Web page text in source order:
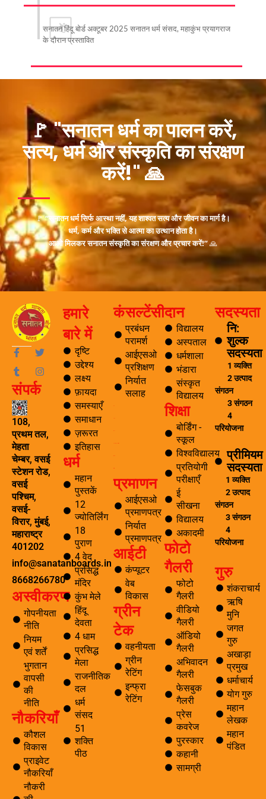
सनातन हिंदू बोर्ड अक्टूबर 2025 सनातन धर्म संसद, महाकुंभ प्रयागराज
के दौरान प्रस्तावित
🚩 "सनातन धर्म का पालन करें,
सत्य, धर्म और संस्कृति का संरक्षण
करें!" 🙏
🚩“सनातन धर्म सिर्फ आस्था नहीं, यह शाश्वत सत्य और जीवन का मार्ग है।
धर्म, कर्म और भक्ति से आत्मा का उत्थान होता है।
आओ मिलकर सनातन संस्कृति का संरक्षण और प्रचार करें!”🙏
F
a
c
e
b
o
o
k
-
f
T
i
t
T
u
m
b
l
r
I
s
a
m
संपर्क
108,
प्रथम तल,
मेहता
चेम्बर, वसई
स्टेशन रोड,
वसई
पश्चिम,
वसई-
विरार, मुंबई,
महाराष्ट्र
401202
info@sanatanboards.in
8668266780
अस्वीकरण
गोपनीयता
नीति
नियम
एवं शर्तें
भुगतान
वापसी
की
नीति
नौकरियाँ
कौशल
विकास
प्राइवेट
नौकरियाँ
नौकरी
हमारे
बारे में
दृष्टि
उद्देश्य
लक्ष्य
फ़ायदा
समस्याएँ
समाधान
ज़रूरत
इतिहास
धर्म
महान
पुस्तकें
12
ज्योतिर्लिंग
18
पुराण
4 वेद
प्रसिद्ध
मंदिर
कुंभ मेले
हिंदू
देवता
4 धाम
प्रसिद्ध
मेला
राजनीतिक
दल
धर्म
संसद
51
शक्ति
पीठ
कंसल्टेंसी
प्रबंधन
परामर्श
आईएसओ
प्रशिक्षण
निर्यात
सलाह
प्रमाणन
आईएसओ
प्रमाणपत्र
निर्यात
प्रमाणपत्र
आईटी
कंप्यूटर
वेब
विकास
ग्रीन
टेक
वहनीयता
ग्रीन
रेटिंग
इन्फ्रा
रेटिंग
दान
विद्यालय
अस्पताल
धर्मशाला
भंडारा
संस्कृत
विद्यालय
शिक्षा
बोर्डिंग -
स्कूल
विश्वविद्यालय
प्रतियोगी
परीक्षाएँ
ई
सीखना
विद्यालय
अकादमी
फोटो
गैलरी
फोटो
गैलरी
वीडियो
गैलरी
ऑडियो
गैलरी
अभिवादन
गैलरी
फेसबुक
गैलरी
प्रेस
कवरेज
पुरस्कार
कहानी
सामग्री
सदस्यता
नि:
शुल्क
सदस्यता
1 व्यक्ति
2 उत्पाद
संगठन
3 संगठन
4
परियोजना
प्रीमियम
सदस्यता
1 व्यक्ति
2 उत्पाद
संगठन
3 संगठन
4
परियोजना
गुरु
शंकराचार्य
ऋषि
मुनि
जगत
गुरु
अखाड़ा
प्रमुख
धर्माचार्य
योग गुरु
महान
लेखक
महान
पंडित